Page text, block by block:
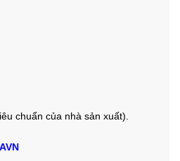
chuẩn của nhà sản xuất).